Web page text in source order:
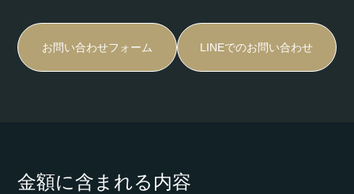
お問い合わせフォーム LINEでのお問い合わせ
金額に含まれる内容